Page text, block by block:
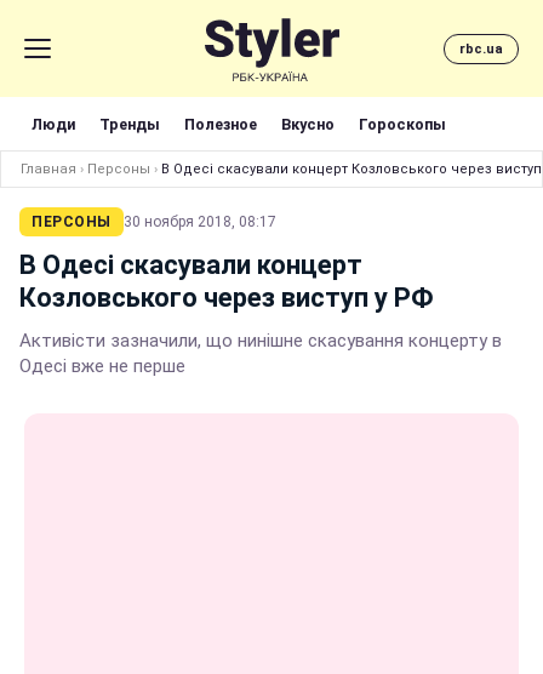
rbc.ua
Люди Тренды Полезное Вкусно Гороскопы
Главная › Персоны › В Одесі скасували концерт Козловського через
ПЕРСОНЫ 30 ноября 2018, 08:17
В Одесі скасували концерт
Козловського через виступ у РФ
Активісти зазначили, що нинішне скасування концерту в
Одесі вже не перше